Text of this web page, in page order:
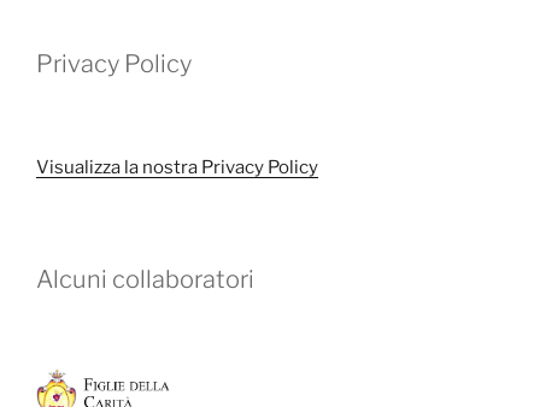
Privacy Policy
Visualizza la nostra Privacy Policy
Alcuni collaboratori